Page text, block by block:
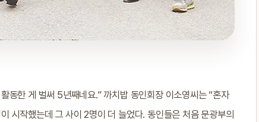
동한 게 벌써 5년째네요.” 까치밥 동인회장 이소영씨는 “혼자
시작했는데 그 사이 2명이 더 늘었다. 동인들은 처음 문광부의